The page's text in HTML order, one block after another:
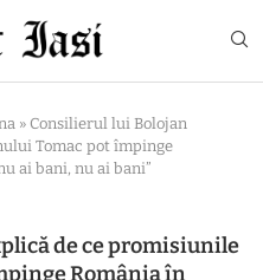
» Consilierul lui Bolojan
Tomac pot împinge
ai bani, nu ai bani”
de ce promisiunile
România în